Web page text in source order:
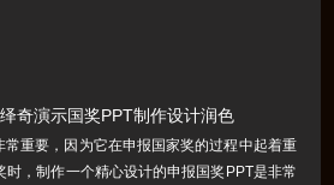
奇演示国奖PPT制作设计润色
常重要，因为它在申报国家奖的过程中起着重
时，制作一个精心设计的申报国奖PPT是非常